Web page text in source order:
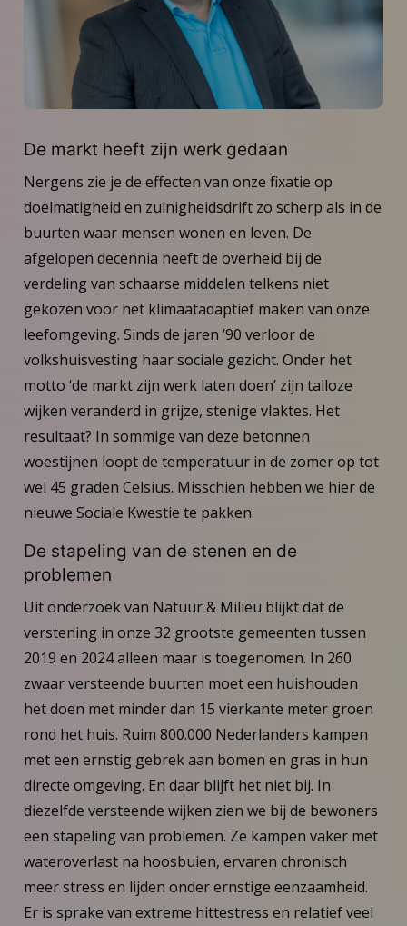
De markt heeft zijn werk gedaan
Nergens zie je de effecten van onze fixatie op
doelmatigheid en zuinigheidsdrift zo scherp als in de
buurten waar mensen wonen en leven. De
afgelopen decennia heeft de overheid bij de
verdeling van schaarse middelen telkens niet
gekozen voor het klimaatadaptief maken van onze
leefomgeving. Sinds de jaren ’90 verloor de
volkshuisvesting haar sociale gezicht. Onder het
motto ‘de markt zijn werk laten doen’ zijn talloze
wijken veranderd in grijze, stenige vlaktes. Het
resultaat? In sommige van deze betonnen
woestijnen loopt de temperatuur in de zomer op tot
wel 45 graden Celsius. Misschien hebben we hier de
nieuwe Sociale Kwestie te pakken.
De stapeling van de stenen en de
problemen
Uit onderzoek van Natuur & Milieu blijkt dat de
verstening in onze 32 grootste gemeenten tussen
2019 en 2024 alleen maar is toegenomen. In 260
zwaar versteende buurten moet een huishouden
het doen met minder dan 15 vierkante meter groen
rond het huis. Ruim 800.000 Nederlanders kampen
met een ernstig gebrek aan bomen en gras in hun
directe omgeving. En daar blijft het niet bij. In
diezelfde versteende wijken zien we bij de bewoners
een stapeling van problemen. Ze kampen vaker met
wateroverlast na hoosbuien, ervaren chronisch
meer stress en lijden onder ernstige eenzaamheid.
Er is sprake van extreme hittestress en relatief veel